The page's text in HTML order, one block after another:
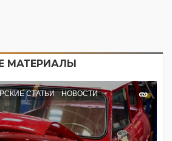
МАТЕРИАЛЫ
СТАТЬИ НОВОСТИ